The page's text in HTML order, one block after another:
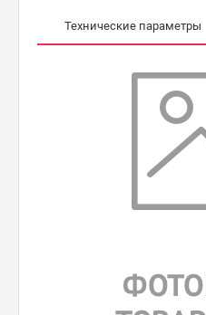
Технические параметры